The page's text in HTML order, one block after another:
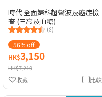
時代 全面婦科超聲波及癌症檢
查 (三高及血糖)
(8)
56% off
HK$3,150
HK$7,210
比較
收藏